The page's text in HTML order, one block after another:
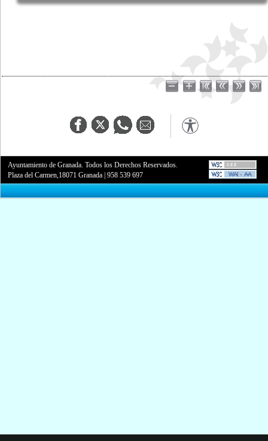
Ayuntamiento de Granada. Todos los Derechos Reservados.
Plaza del Carmen,18071 Granada |958 539 697